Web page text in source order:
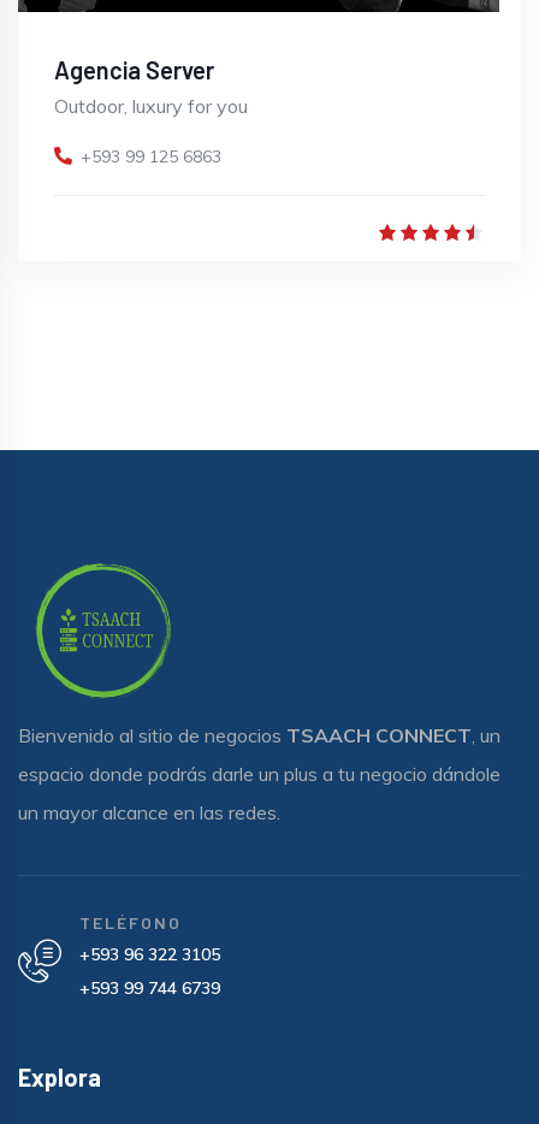
Agencia Server
Outdoor, luxury for you
+593 99 125 6863
Bienvenido al sitio de negocios TSAACH CONNECT, un
espacio donde podrás darle un plus a tu negocio dándole
un mayor alcance en las redes.
TELÉFONO
+593 96 322 3105
+593 99 744 6739
Explora